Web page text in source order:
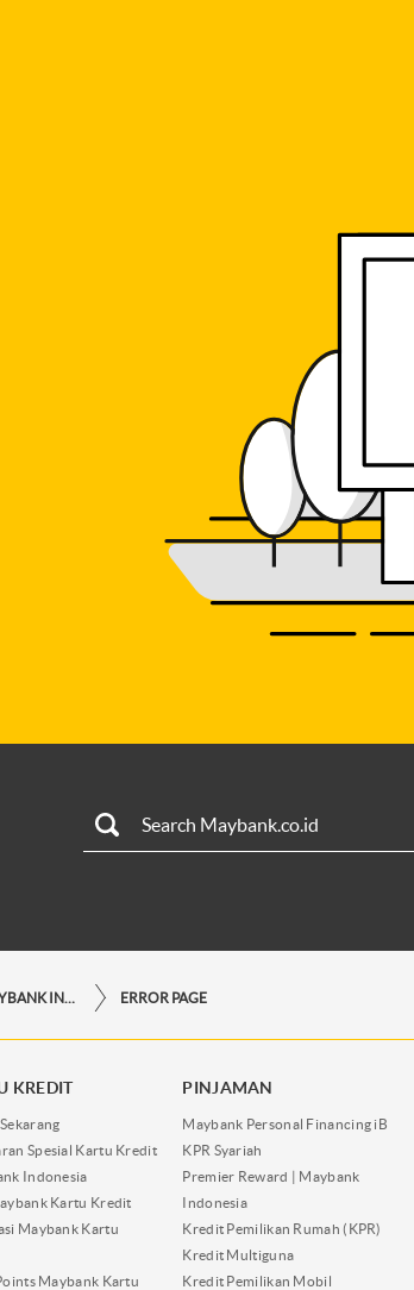
ERROR PAGE
KREDIT
Spesial Kartu Kredit
Indonesia
Kartu Kredit
Maybank Kartu
Maybank Kartu
PINJAMAN
Maybank Personal Financing iB
KPR Syariah
Premier Reward | Maybank
Indonesia
Kredit Pemilikan Rumah (KPR)
Kredit Multiguna
Kredit Pemilikan Mobil